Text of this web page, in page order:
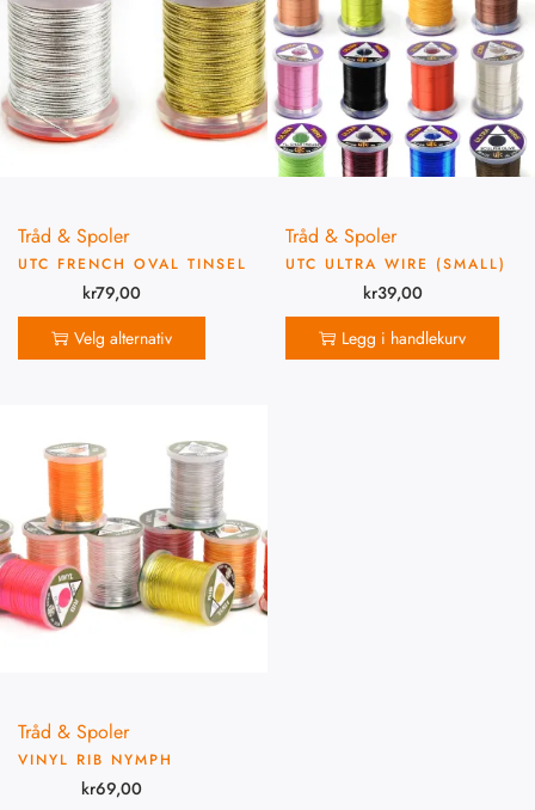
Tråd & Spoler
UTC FRENCH OVAL TINSEL
kr79,00
Velg alternativ
Tråd & Spoler
UTC ULTRA WIRE (SMALL)
kr39,00
Legg i handlekurv
Tråd & Spoler
VINYL RIB NYMPH
kr69,00